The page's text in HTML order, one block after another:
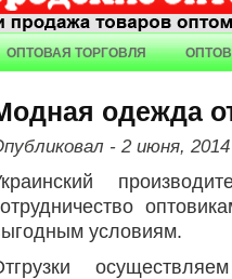
ОПТОВАЯ ТОРГОВЛЯ
одежда
- 2 июня, 2014
условиям.
осуществляем